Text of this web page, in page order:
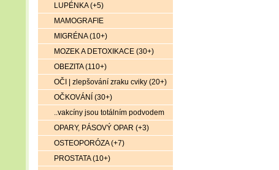
LUPÉNKA (+5)
MAMOGRAFIE
MIGRÉNA (10+)
MOZEK A DETOXIKACE (30+)
OBEZITA (110+)
OČI | zlepšování zraku cviky (20+)
OČKOVÁNÍ (30+)
..vakcíny jsou totálním podvodem
OPARY, PÁSOVÝ OPAR (+3)
OSTEOPORÓZA (+7)
PROSTATA (10+)